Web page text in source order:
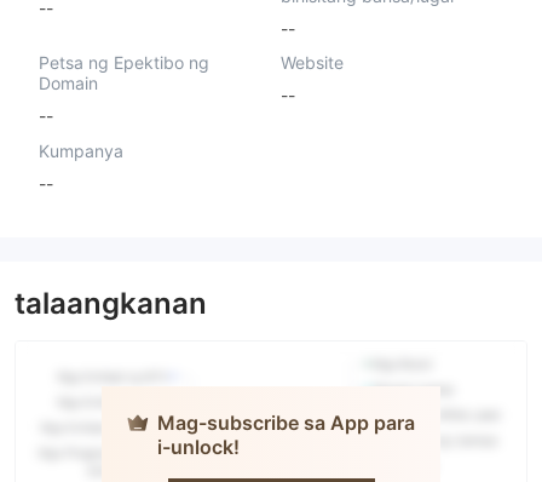
--
--
Petsa ng Epektibo ng
Domain
--
Website
--
Kumpanya
--
talaangkanan
Mag-subscribe sa App para
i-unlock!